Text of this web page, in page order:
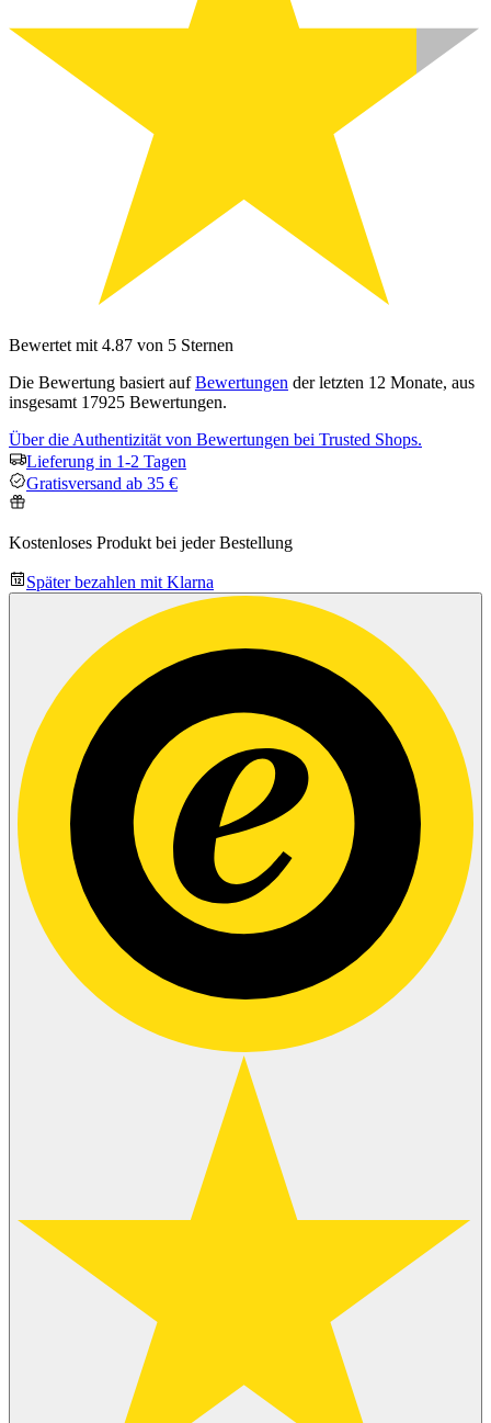
Bewertet mit 4.87 von 5 Sternen
Die Bewertung basiert aufBewertungen der letzten 12 Monate, aus
insgesamt 17925 Bewertungen.
Über die Authentizität von Bewertungen bei Trusted Shops.
Lieferung in 1-2 Tagen
Gratisversand ab 35 €
Kostenloses Produkt bei jeder Bestellung
Später bezahlen mit Klarna